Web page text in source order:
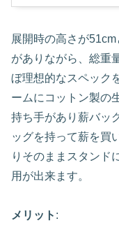
展開時の高さが
がありながら、総重
ぼ理想的なスペック
ームにコットン製の
持ち手があり薪バッ
ッグを持って薪を買
りそのままスタンド
用が出来ます。
メリット :